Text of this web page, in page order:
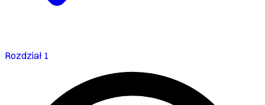
Rozdział 1